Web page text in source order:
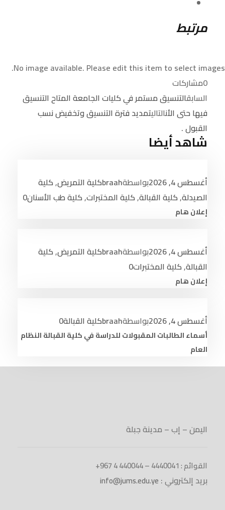
مرتبط
No image available. Please edit this item to select images.
0مشاركات
السابقالتنسيق مستمر في كليات الجامعة المتاح التنسيق
فيها حتى الأنالتاليتمديد فترة التنسيق وتخفيض نسب
القبول .
شاهد أيضا
أغسطس 4, 2026 بواسطةbraahكلية التمريض,كلية
الصيدلة,كلية القبالة,كلية المختبرات,كلية طب الأسنان0
إعلان هام
أغسطس 4, 2026 بواسطةbraahكلية التمريض,كلية
القبالة,كلية المختبرات0
إعلان هام
أغسطس 4, 2026 بواسطةbraahكلية القبالة0
أسماء الطالبات المقبولات للدراسة في كلية القبالة النظام
العام
اليمن – إب – مدينة جبلة
القوائم : 4440041 – 440044 4 967+
بريد إلكتروني : info@jums.edu.ye